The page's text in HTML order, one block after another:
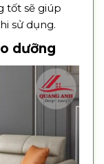
tốt sẽ giúp
sử dụng.
dưỡng